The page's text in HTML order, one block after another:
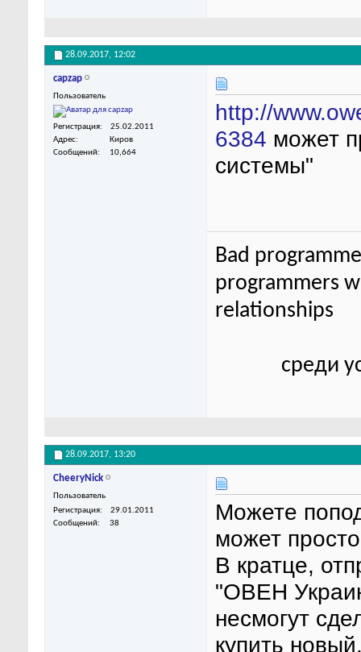
28.09.2017, 12:02
capzap
Пользователь
Регистрация
25.02.2011
Адрес
Киров
Сообщений
10,664
http://
6384 может
системы"
Bad
programmers
relationships
среди
28.09.2017, 13:20
CheeryNick
Пользователь
Регистрация
29.01.2011
Сообщений
38
Можете
может
В кратце,
"ОВЕН
несмогут
купить